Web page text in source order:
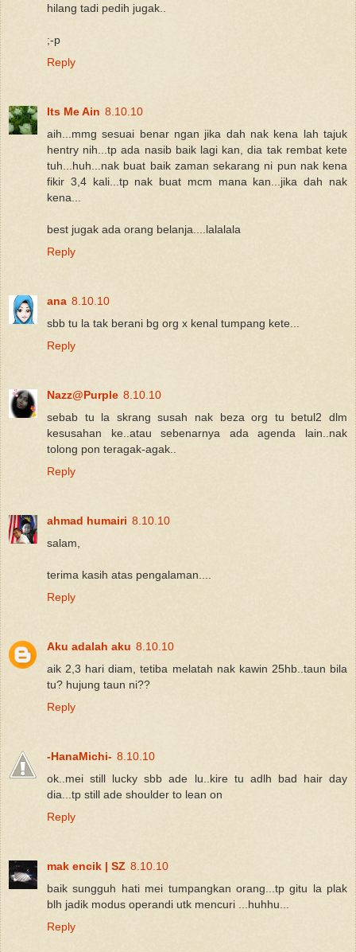
hilang tadi pedih jugak..
;-p
Reply
Its Me Ain 8.10.10
aih...mmg sesuai benar ngan jika dah nak kena lah tajuk
hentry nih...tp ada nasib baik lagi kan, dia tak rembat kete
tuh...huh...nak buat baik zaman sekarang ni pun nak kena
fikir 3,4 kali...tp nak buat mcm mana kan...jika dah nak
kena...
best jugak ada orang belanja....lalalala
Reply
ana 8.10.10
sbb tu la tak berani bg org x kenal tumpang kete...
Reply
Nazz@Purple 8.10.10
sebab tu la skrang susah nak beza org tu betul2 dlm
kesusahan ke..atau sebenarnya ada agenda lain..nak
tolong pon teragak-agak..
Reply
ahmad humairi 8.10.10
salam,
terima kasih atas pengalaman....
Reply
Aku adalah aku 8.10.10
aik 2,3 hari diam, tetiba melatah nak kawin 25hb..taun bila
tu? hujung taun ni??
Reply
-HanaMichi- 8.10.10
ok..mei still lucky sbb ade lu..kire tu adlh bad hair day
dia...tp still ade shoulder to lean on
Reply
mak encik | SZ 8.10.10
baik sungguh hati mei tumpangkan orang...tp gitu la plak
blh jadik modus operandi utk mencuri ...huhhu...
Reply